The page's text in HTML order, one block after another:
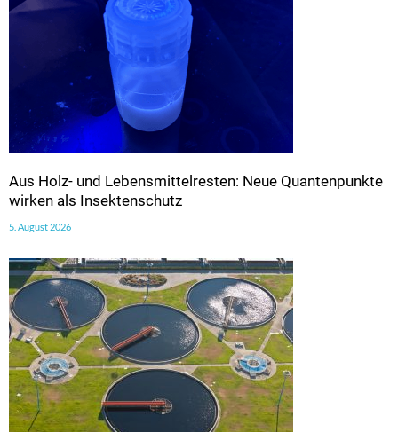
Aus Holz- und Lebensmittelresten: Neue Quantenpunkte
wirken als Insektenschutz
5. August 2026